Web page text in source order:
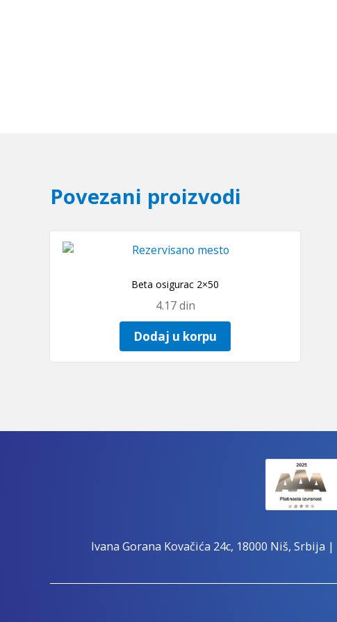
Povezani proizvodi
Beta osigurac 2×50
4.17din
Dodaj u korpu
Ivana Gorana Kovačića 24c, 18000 Niš, Srbija |